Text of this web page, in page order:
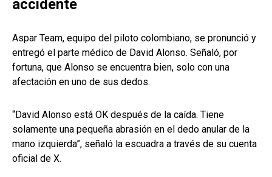
accidente
Aspar Team, equipo del piloto colombiano, se pronunció y
entregó el parte médico de David Alonso. Señaló, por
fortuna, que Alonso se encuentra bien, solo con una
afectación en uno de sus dedos.
“David Alonso está OK después de la caída. Tiene
solamente una pequeña abrasión en el dedo anular de la
mano izquierda”, señaló la escuadra a través de su cuenta
oficial de X.